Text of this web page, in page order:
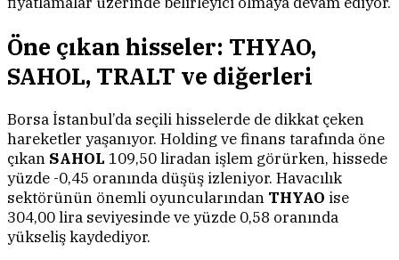
Öne çıkan hisseler: THYAO,
SAHOL, TRALT ve diğerleri
Borsa İstanbul’da seçili hisselerde de dikkat çeken
hareketler yaşanıyor. Holding ve finans tarafında öne
çıkan SAHOL 109,50 liradan işlem görürken, hissede
yüzde -0,45 oranında düşüş izleniyor. Havacılık
sektörünün önemli oyuncularından THYAO ise
304,00 lira seviyesinde ve yüzde 0,58 oranında
yükseliş kaydediyor.